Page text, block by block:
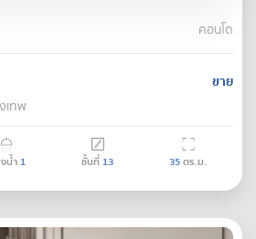
คอนโด
ขาย
เทพ
น้ำ 1 ชั้นที่ 13 35ตร.ม.